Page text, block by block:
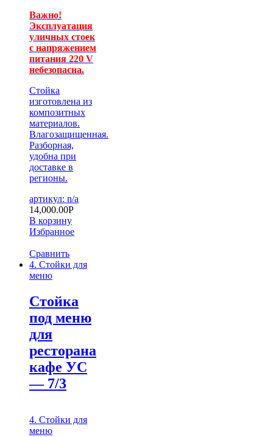
Важно!
Эксплуатация
уличных стоек
с напряжением
питания 220 V
небезопасна.
Стойка
изготовлена из
композитных
материалов.
Влагозащищенная.
Разборная,
удобна при
доставке в
регионы.
артикул: n/a
14,000.00Р
В корзину
Избранное
Сравнить
4. Стойки для
меню
Стойка
под меню
для
ресторана
кафе УС
— 7/3
4. Стойки для
меню